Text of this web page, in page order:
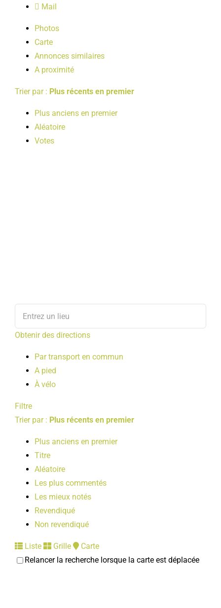
LOISIRS
PUBLICATIONS
Mail
Photos
Carte
Annonces similaires
A proximité
Trier par : Plus récents en premier
Plus anciens en premier
Aléatoire
Votes
Obtenir des directions
Par transport en commun
A pied
À vélo
Filtre
Trier par : Plus récents en premier
Plus anciens en premier
Titre
Aléatoire
Les plus commentés
Les mieux notés
Revendiqué
Non revendiqué
Liste Grille
Carte
Relancer la recherche lorsque la carte est déplacée